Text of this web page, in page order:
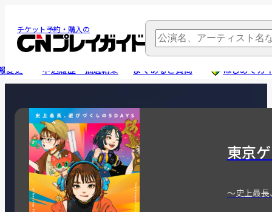
チケット予約・購入の
変更 申込履歴・抽選結果 よくあるご質問 はじめてガ
東京
～史上最長